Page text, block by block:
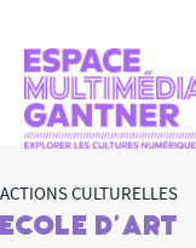
ACTIONS CULTURELLES
Ecole d'art